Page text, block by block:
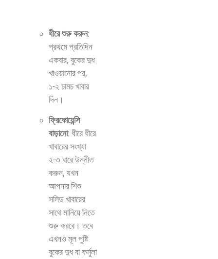
ধীরে শুরু করুন:
প্রথমে প্রতিদিন
একবার, বুকের দুধ
খাওয়ানোর পর,
১-২ চামচ খাবার
দিন।
ফ্রিকোয়েন্সি
বাড়ানো: ধীরে ধীরে
খাবারের সংখ্যা
২-৩ বারে উন্নীত
করুন, যখন
আপনার শিশু
সলিড খাবারের
সাথে মানিয়ে নিতে
শুরু করবে। তবে
এখনও মূল পুষ্টি
বুকের দুধ বা ফর্মুলা